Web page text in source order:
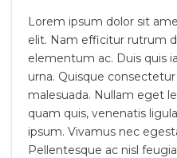
Lorem ipsum dolor sit
elit. Nam efficitur rutrum
elementum ac. Duis quis
urna. Quisque
malesuada. Nullam eget
quam quis, venenatis
ipsum. Vivamus nec
Pellentesque ac nisl